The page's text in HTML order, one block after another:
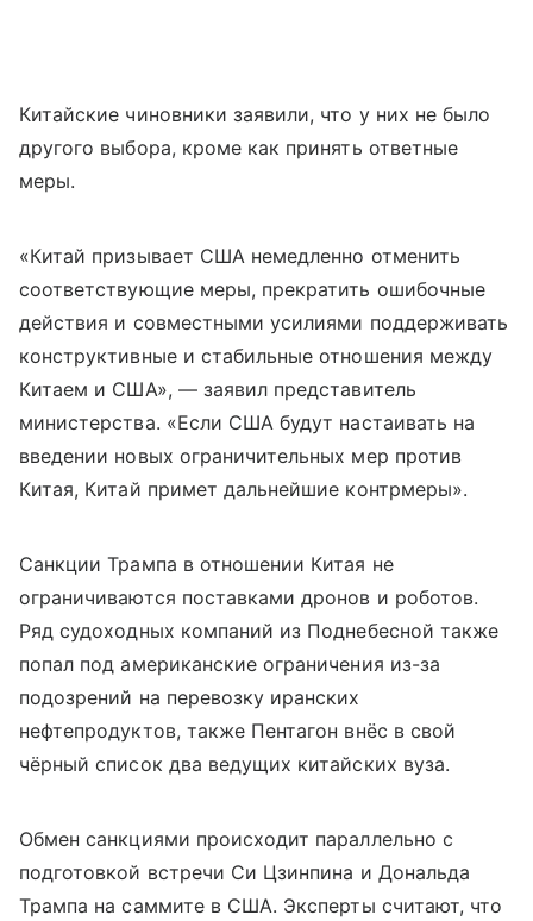
Китайские чиновники заявили, что у них не было
другого выбора, кроме как принять ответные
меры.
«Китай призывает США немедленно отменить
соответствующие меры, прекратить ошибочные
действия и совместными усилиями поддерживать
конструктивные и стабильные отношения между
Китаем и США», — заявил представитель
министерства. «Если США будут настаивать на
введении новых ограничительных мер против
Китая, Китай примет дальнейшие контрмеры».
Санкции Трампа в отношении Китая не
ограничиваются поставками дронов и роботов.
Ряд судоходных компаний из Поднебесной также
попал под американские ограничения из-за
подозрений на перевозку иранских
нефтепродуктов, также Пентагон внёс в свой
чёрный список два ведущих китайских вуза.
Обмен санкциями происходит параллельно с
подготовкой встречи Си Цзинпина и Дональда
Трампа на саммите в США. Эксперты считают, что